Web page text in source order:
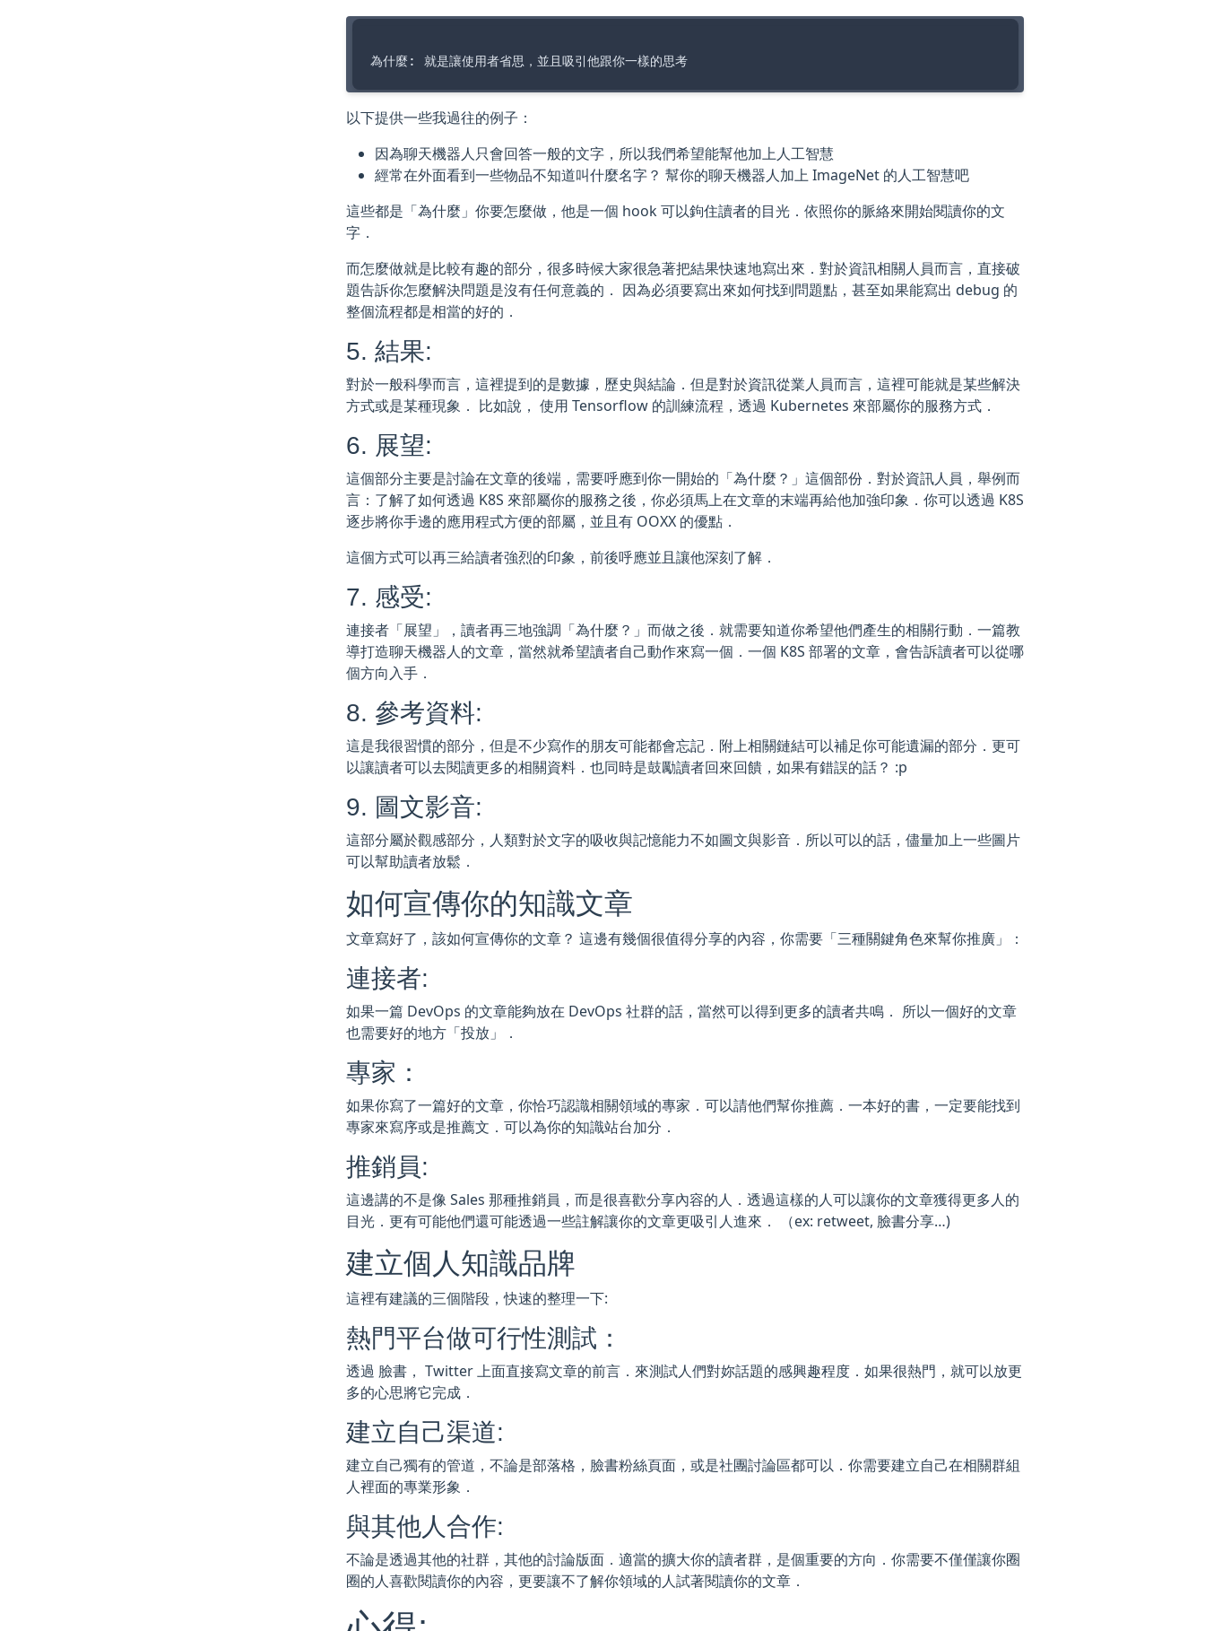
為什麼: 就是讓使用者省思，並且吸引他跟你一樣的思考
以下提供一些我過往的例子：
因為聊天機器人只會回答一般的文字，所以我們希望能幫他加上人工智慧
經常在外面看到一些物品不知道叫什麼名字？ 幫你的聊天機器人加上 ImageNet 的人工智慧吧
這些都是「為什麼」你要怎麼做，他是一個 hook 可以鉤住讀者的目光．依照你的脈絡來開始閱讀你的文
字．
而怎麼做就是比較有趣的部分，很多時候大家很急著把結果快速地寫出來．對於資訊相關人員而言，直接破
題告訴你怎麼解決問題是沒有任何意義的． 因為必須要寫出來如何找到問題點，甚至如果能寫出 debug 的
整個流程都是相當的好的．
5. 結果:
對於一般科學而言，這裡提到的是數據，歷史與結論．但是對於資訊從業人員而言，這裡可能就是某些解決
方式或是某種現象． 比如說， 使用 Tensorflow 的訓練流程，透過 Kubernetes 來部屬你的服務方式．
6. 展望:
這個部分主要是討論在文章的後端，需要呼應到你一開始的「為什麼？」這個部份．對於資訊人員，舉例而
言：了解了如何透過 K8S 來部屬你的服務之後，你必須馬上在文章的末端再給他加強印象．你可以透過 K8S
逐步將你手邊的應用程式方便的部屬，並且有 OOXX 的優點．
這個方式可以再三給讀者強烈的印象，前後呼應並且讓他深刻了解．
7. 感受:
連接者「展望」，讀者再三地強調「為什麼？」而做之後．就需要知道你希望他們產生的相關行動．一篇教
導打造聊天機器人的文章，當然就希望讀者自己動作來寫一個．一個 K8S 部署的文章，會告訴讀者可以從哪
個方向入手．
8. 參考資料:
這是我很習慣的部分，但是不少寫作的朋友可能都會忘記．附上相關鏈結可以補足你可能遺漏的部分．更可
以讓讀者可以去閱讀更多的相關資料．也同時是鼓勵讀者回來回饋，如果有錯誤的話？ :p
9. 圖文影音:
這部分屬於觀感部分，人類對於文字的吸收與記憶能力不如圖文與影音．所以可以的話，儘量加上一些圖片
可以幫助讀者放鬆．
如何宣傳你的知識文章
文章寫好了，該如何宣傳你的文章？ 這邊有幾個很值得分享的內容，你需要「三種關鍵角色來幫你推廣」：
連接者:
如果一篇 DevOps 的文章能夠放在 DevOps 社群的話，當然可以得到更多的讀者共鳴． 所以一個好的文章
也需要好的地方「投放」．
專家：
如果你寫了一篇好的文章，你恰巧認識相關領域的專家．可以請他們幫你推薦．一本好的書，一定要能找到
專家來寫序或是推薦文．可以為你的知識站台加分．
推銷員:
這邊講的不是像 Sales 那種推銷員，而是很喜歡分享內容的人．透過這樣的人可以讓你的文章獲得更多人的
目光．更有可能他們還可能透過一些註解讓你的文章更吸引人進來． （ex: retweet, 臉書分享…)
建立個人知識品牌
這裡有建議的三個階段，快速的整理一下:
熱門平台做可行性測試：
透過 臉書， Twitter 上面直接寫文章的前言．來測試人們對妳話題的感興趣程度．如果很熱門，就可以放更
多的心思將它完成．
建立自己渠道:
建立自己獨有的管道，不論是部落格，臉書粉絲頁面，或是社團討論區都可以．你需要建立自己在相關群組
人裡面的專業形象．
與其他人合作:
不論是透過其他的社群，其他的討論版面．適當的擴大你的讀者群，是個重要的方向．你需要不僅僅讓你圈
圈的人喜歡閱讀你的內容，更要讓不了解你領域的人試著閱讀你的文章．